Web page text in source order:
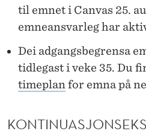
til emnet i Canvas 25.
emneansvarleg har
Dei adgangsbegrensa
tidlegast i veke 35. Du
timeplan for emna på